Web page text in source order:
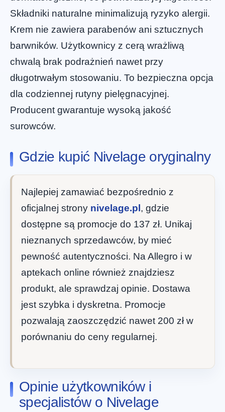
Składniki naturalne minimalizują ryzyko alergii.
Krem nie zawiera parabenów ani sztucznych
barwników. Użytkownicy z cerą wrażliwą
chwalą brak podrażnień nawet przy
długotrwałym stosowaniu. To bezpieczna opcja
dla codziennej rutyny pielęgnacyjnej.
Producent gwarantuje wysoką jakość
surowców.
Gdzie kupić Nivelage oryginalny
Najlepiej zamawiać bezpośrednio z
oficjalnej strony nivelage.pl, gdzie
dostępne są promocje do 137 zł. Unikaj
nieznanych sprzedawców, by mieć
pewność autentyczności. Na Allegro i w
aptekach online również znajdziesz
produkt, ale sprawdzaj opinie. Dostawa
jest szybka i dyskretna. Promocje
pozwalają zaoszczędzić nawet 200 zł w
porównaniu do ceny regularnej.
Opinie użytkowników i
specjalistów o Nivelage